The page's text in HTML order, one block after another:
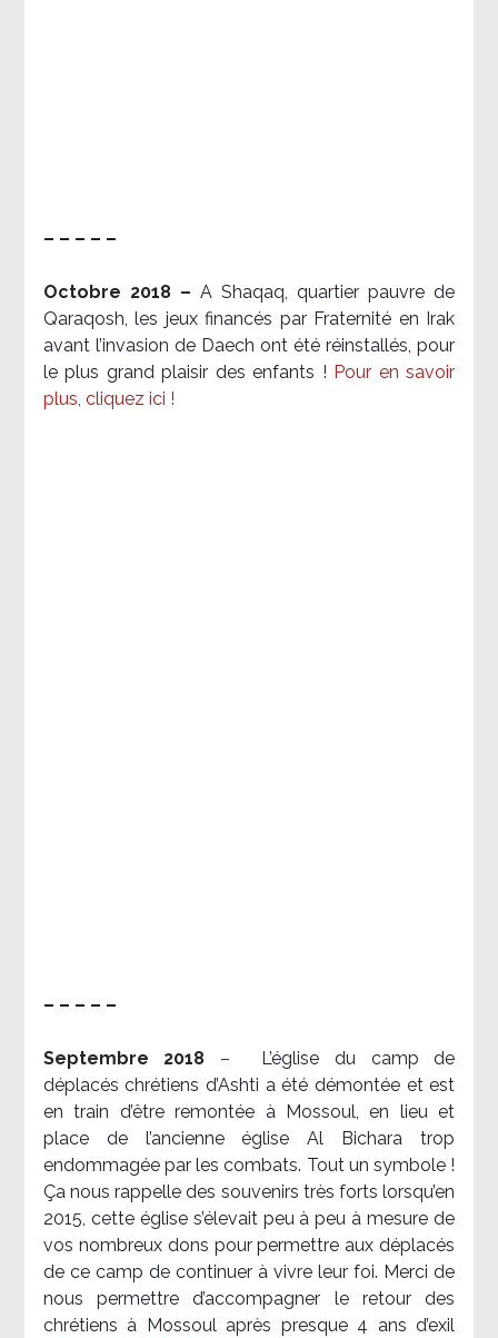
– – – – –
Octobre 2018 – A Shaqaq, quartier pauvre de
Qaraqosh, les jeux financés par Fraternité en Irak​
avant l’invasion de Daech ont été réinstallés, pour
le plus grand plaisir des enfants ! Pour en savoir
plus, cliquez ici !
– – – – –
Septembre 2018 –
L’église du camp de
déplacés chrétiens d’Ashti a été démontée et est
en train d’être remontée à Mossoul, en lieu et
place de l’ancienne église Al Bichara trop
endommagée par les combats. Tout un symbole !
Ça nous rappelle des souvenirs très forts lorsqu’en
2015, cette église s’élevait peu à peu à mesure de
vos nombreux dons pour permettre aux déplacés
de ce camp de continuer à vivre leur foi. Merci de
nous permettre d’accompagner le retour des
chrétiens à Mossoul après presque 4 ans d’exil